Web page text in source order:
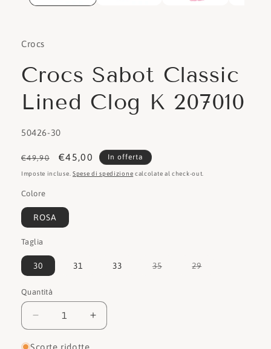
Crocs
Crocs Sabot Classic
Lined Clog K 207010
SKU:
50426-30
Prezzo
di
€49,90
Prezzo
scontato
€45,00 In offerta
Imposte incluse. Spese di spedizione calcolate al check-out.
Colore
ROSA
Taglia
30 31 33 35Variante
29Variante
Quantità
Quantità
Diminuisci
quantità
per
Aumenta
quantità
Scorte ridotte